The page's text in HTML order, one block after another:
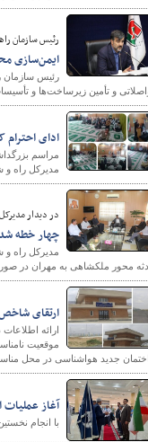
رئیس سازمان
ایمن‌سازی
رئیس سازمان
و تأمین زیرساخت‌ها و
ادای
مراسم
مدیرکل راه و
در دیدار
چهار خطه
مدیرکل راه و
محور ملکشاهی به مهران در صورت
ارتقای
ارائه
موقعیت
جدید هواشناسی در محل
آغاز
با انجام نخستین پرواز